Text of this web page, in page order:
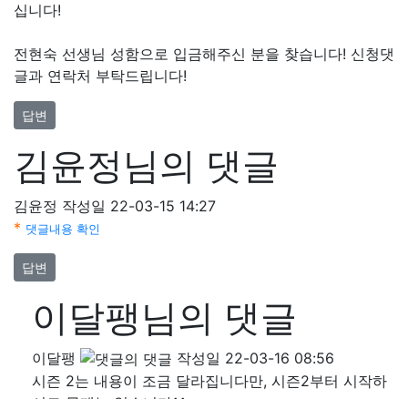
십니다!
전현숙 선생님 성함으로 입금해주신 분을 찾습니다! 신청댓
글과 연락처 부탁드립니다!
답변
김윤정님의 댓글
김윤정 작성일 22-03-15 14:27
* 댓글내용 확인
답변
이달팽님의 댓글
이달팽 작성일 22-03-16 08:56
시즌 2는 내용이 조금 달라집니다만, 시즌2부터 시작하